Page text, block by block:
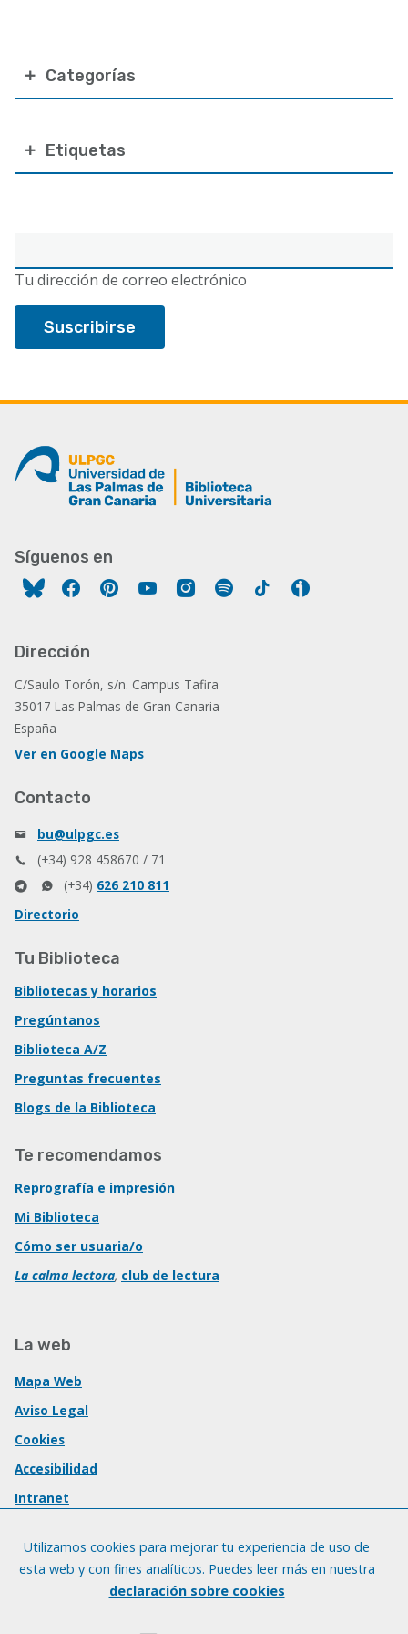
electrónico
Tu dirección de correo electrónico
Categorías
Etiquetas
Síguenos en
FacebookPinterestYouTubeInstagram
Spotify Tiktok
Dirección
C/Saulo Torón, s/n. Campus Tafira
35017 Las Palmas de Gran Canaria
España
Ver en Google Maps
Contacto
bu@ulpgc.es
(+34) 928 458670 / 71
(+34) 626 210 811
Directorio
Tu Biblioteca
Bibliotecas y horarios
Pregúntanos
Biblioteca A/Z
Preguntas frecuentes
Blogs de la Biblioteca
Te recomendamos
Reprografía e impresión
Mi Biblioteca
Cómo ser usuaria/o
La calma lectora, club de lectura
La web
Mapa Web
Aviso Legal
Cookies
Accesibilidad
Intranet
Utilizamos cookies para mejorar tu experiencia de uso de
esta web y con fines analíticos. Puedes leer más en nuestra
declaración sobre cookies